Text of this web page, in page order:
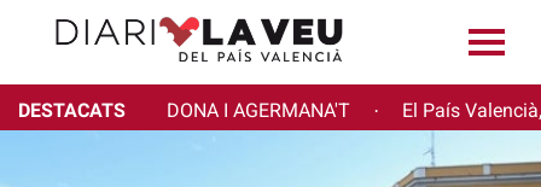
DESTACATS DONA I AGERMANA'T · El País